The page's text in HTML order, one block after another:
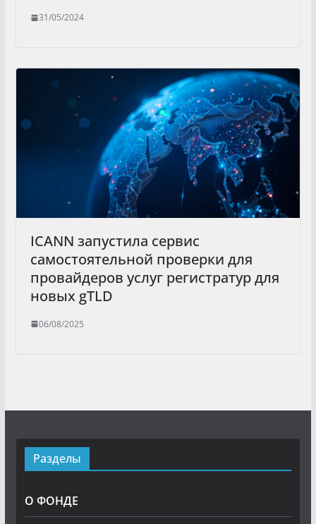
31/05/2024
ICANN запустила сервис
самостоятельной проверки для
провайдеров услуг регистратур для
новых gTLD
06/08/2025
Разделы
О ФОНДЕ